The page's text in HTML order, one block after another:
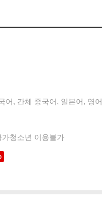
어, 간체 중국어, 일본어, 영어
청소년 이용불가